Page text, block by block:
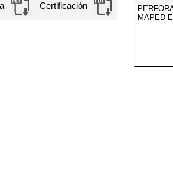
Certificación
MAPED